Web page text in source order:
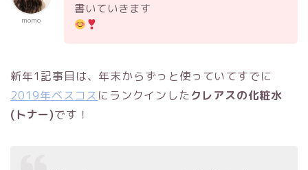
momo
書いていきます
新年1記事目は、年末からずっと使っていてすでに
2019年ベスコス にランクインしたクレアスの化粧水
(トナー)です！